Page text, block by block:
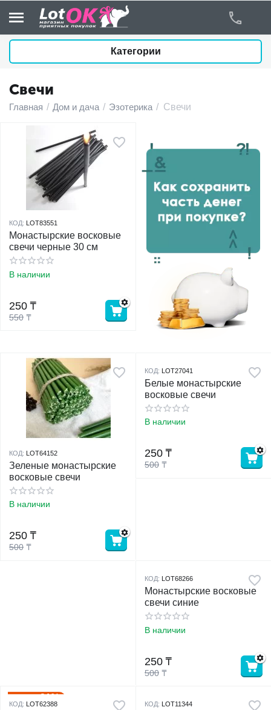
Категории
Свечи
Главная / Дом и дача / Эзотерика / Свечи
КОД: LOT83551
Монастырские восковые
свечи черные 30 см
В наличии
550 ₸
250 ₸
КОД: LOT64152
Зеленые монастырские
восковые свечи
В наличии
500 ₸
250 ₸
КОД: LOT27041
Белые монастырские
восковые свечи
В наличии
500 ₸
250 ₸
КОД: LOT68266
Монастырские восковые
свечи синие
В наличии
500 ₸
250 ₸
21%
КОД: LOT62388 КОД: LOT11344